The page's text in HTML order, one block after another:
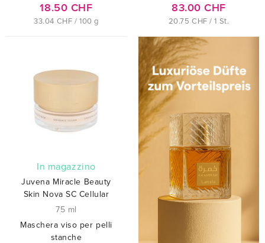
18.50 CHF
33.04 CHF / 100 g
83.00 CHF
20.75 CHF / 1 St.
In magazzino
Juvena Miracle Beauty
Skin Nova SC Cellular
75 ml
Maschera viso per pelli
stanche